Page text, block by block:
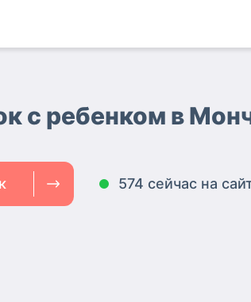
с ребенком в
574 сейчас на